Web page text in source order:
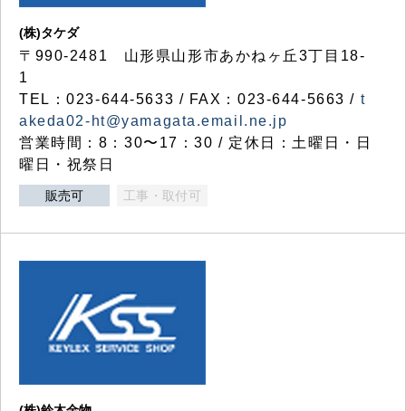
(株)タケダ
〒990-2481 山形県山形市あかねヶ丘3丁目18-
1
TEL：023-644-5633 / FAX：023-644-5663 / t
akeda02-ht@yamagata.email.ne.jp
営業時間：8：30〜17：30 / 定休日：土曜日・日
曜日・祝祭日
販売可 工事・取付可